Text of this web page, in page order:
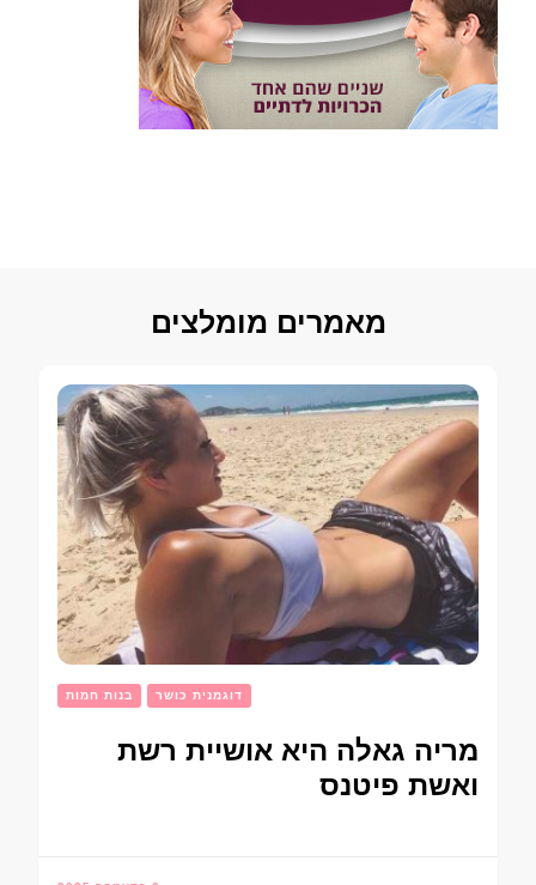
מאמרים מומלצים
בנות חמות דוגמנית כושר
מריה גאלה היא אושיית רשת
ואשת פיטנס